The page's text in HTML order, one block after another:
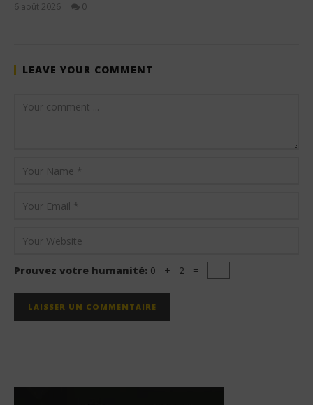
6 août 2026
0
LEAVE YOUR COMMENT
Prouvez votre humanité: 0 + 2 =